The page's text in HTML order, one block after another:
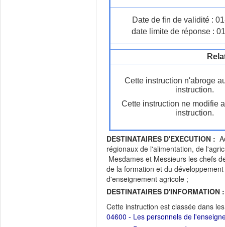
Date de fin de validité :
date limite de réponse :
Cette instruction n'abroge
instruction.
Cette instruction ne modifie
instruction.
DESTINATAIRES D'EXECUTION :
régionaux de l'alimentation, de
Mesdames et Messieurs les chefs
de la formation et du
d'enseignement agricole ;
DESTINATAIRES D'INFORMATION :
Cette instruction est classée dans
04600 - Les personnels de